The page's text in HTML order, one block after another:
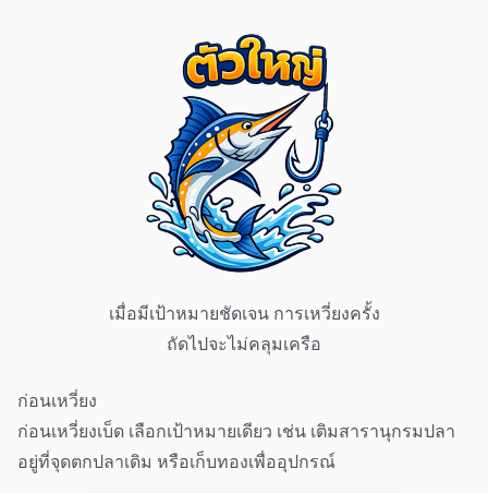
เมื่อมีเป้าหมายชัดเจน การเหวี่ยงครั้ง
ถัดไปจะไม่คลุมเครือ
ก่อนเหวี่ยง
ก่อนเหวี่ยงเบ็ด เลือกเป้าหมายเดียว เช่น เติมสารานุกรมปลา
อยู่ที่จุดตกปลาเดิม หรือเก็บทองเพื่ออุปกรณ์